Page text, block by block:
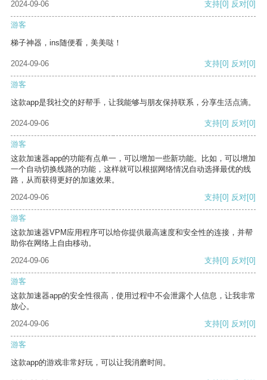
2024-09-06 支持[0] 反对[0]
游客
梯子神器，ins随便看，美美哒！
2024-09-06 支持[0] 反对[0]
游客
这款app是我社交的好帮手，让我能够与朋友保持联系，分享生活点滴。
2024-09-06 支持[0] 反对[0]
游客
这款加速器app的功能有点单一，可以增加一些新功能。比如，可以增加
一个自动切换线路的功能，这样就可以根据网络情况自动选择最优的线
路，从而获得更好的加速效果。
2024-09-06
支持[0] 反对[0]
游客
这款加速器VPM应用程序可以给你提供最高速度和安全性的连接，并帮
助你在网络上自由移动。
2024-09-06
支持[0] 反对[0]
游客
这款加速器app的安全性很高，使用过程中不会泄露个人信息，让我非常
放心。
2024-09-06
支持[0] 反对[0]
游客
这款app的游戏非常好玩，可以让我消磨时间。